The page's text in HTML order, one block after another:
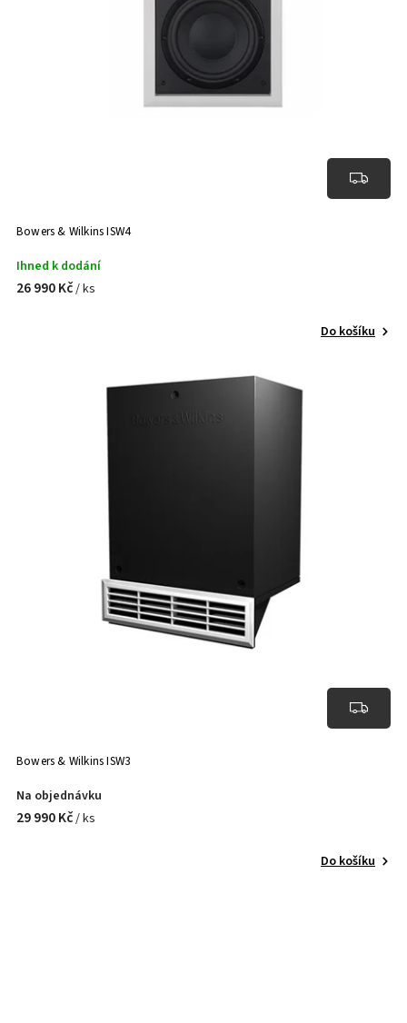
Bowers & Wilkins ISW4
Ihned k dodání
26 990 Kč/ ks
Do košíku
Bowers & Wilkins ISW3
Na objednávku
29 990 Kč/ ks
Do košíku